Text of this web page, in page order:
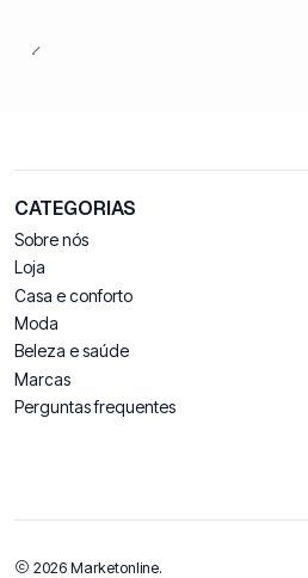
CATEGORIAS
Sobre nós
Loja
Casa e conforto
Moda
Beleza e saúde
Marcas
Perguntas frequentes
2026 Marketonline.